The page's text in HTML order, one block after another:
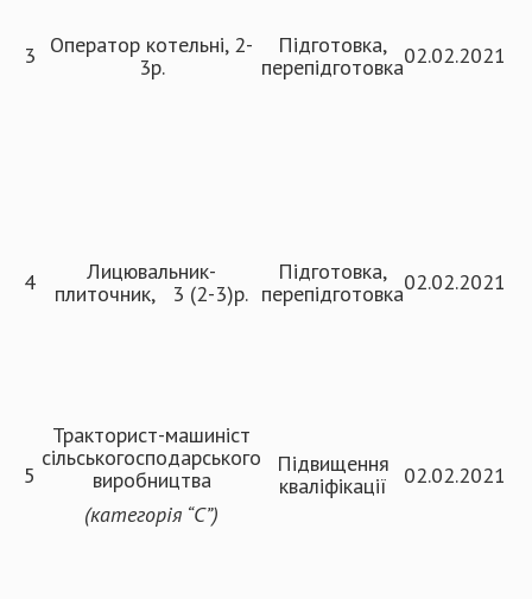
3
Оператор котельні, 2-
3р.
Підготовка,
перепідготовка02.02.2021
4
Лицювальник-
плиточник, 3 (2-3)р.
Підготовка,
перепідготовка02.02.2021
5
Тракторист-машиніст
сільськогосподарського
виробництва
(категорія “С”)
Підвищення
кваліфікації
02.02.2021